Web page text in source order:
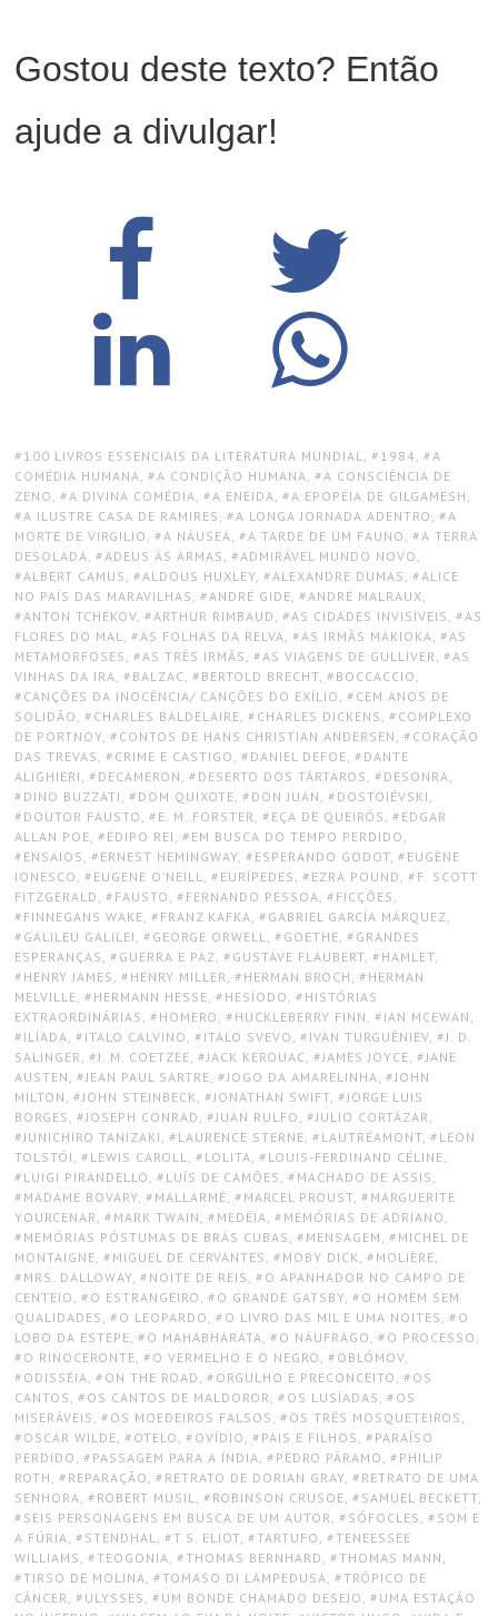
Gostou deste texto? Então
ajude a divulgar!
TAGS:
100 LIVROS ESSENCIAIS DA LITERATURA MUNDIAL, 1984, A
COMÉDIA HUMANA, A CONDIÇÃO HUMANA, A CONSCIÊNCIA DE
ZENO , A DIVINA COMÉDIA, A ENEIDA, A EPOPÉIA DE GILGAMESH ,
A ILUSTRE CASA DE RAMIRES , A LONGA JORNADA ADENTRO , A
MORTE DE VIRGILIO , A NÁUSEA, A TARDE DE UM FAUNO , A TERRA
DESOLADA, ADEUS ÀS ARMAS , ADMIRÁVEL MUNDO NOVO ,
ALBERT CAMUS , ALDOUS HUXLEY, ALEXANDRE DUMAS , ALICE
NO PAÍS DAS MARAVILHAS , ANDRÉ GIDE, ANDRÉ MALRAUX,
ANTON TCHÉKOV, ARTHUR RIMBAUD , AS CIDADES INVISÍVEIS , AS
FLORES DO MAL, AS FOLHAS DA RELVA, AS IRMÃS MAKIOKA, AS
METAMORFOSES , AS TRÊS IRMÃS , AS VIAGENS DE GULLIVER, AS
VINHAS DA IRA, BALZAC, BERTOLD BRECHT, BOCCACCIO ,
CANÇÕES DA INOCÊNCIA/ CANÇÕES DO EXÍLIO , CEM ANOS DE
SOLIDÃO , CHARLES BALDELAIRE, CHARLES DICKENS , COMPLEXO
DE PORTNOY, CONTOS DE HANS CHRISTIAN ANDERSEN , CORAÇÃO
DAS TREVAS , CRIME E CASTIGO , DANIEL DEFOE, DANTE
ALIGHIERI , DECAMERON , DESERTO DOS TÁRTAROS , DESONRA,
DINO BUZZATI , DOM QUIXOTE, DON JUAN , DOSTOIÉVSKI ,
DOUTOR FAUSTO , E. M. FORSTER, EÇA DE QUEIRÓS , EDGAR
ALLAN POE, ÉDIPO REI , EM BUSCA DO TEMPO PERDIDO ,
ENSAIOS , ERNEST HEMINGWAY, ESPERANDO GODOT, EUGÈNE
IONESCO , EUGENE O’NEILL, EURÍPEDES , EZRA POUND , F. SCOTT
FITZGERALD , FAUSTO , FERNANDO PESSOA, FICÇÕES ,
FINNEGANS WAKE, FRANZ KAFKA, GABRIEL GARCÍA MÁRQUEZ,
GALILEU GALILEI , GEORGE ORWELL, GOETHE, GRANDES
ESPERANÇAS , GUERRA E PAZ, GUSTAVE FLAUBERT, HAMLET,
HENRY JAMES , HENRY MILLER, HERMAN BROCH , HERMAN
MELVILLE, HERMANN HESSE, HESÍODO , HISTÓRIAS
EXTRAORDINÁRIAS , HOMERO , HUCKLEBERRY FINN , IAN MCEWAN ,
ILÍADA, ITALO CALVINO , ITALO SVEVO , IVAN TURGUÊNIEV, J. D.
SALINGER, J. M. COETZEE, JACK KEROUAC, JAMES JOYCE, JANE
AUSTEN , JEAN PAUL SARTRE, JOGO DA AMARELINHA, JOHN
MILTON , JOHN STEINBECK, JONATHAN SWIFT, JORGE LUIS
BORGES , JOSEPH CONRAD , JUAN RULFO , JULIO CORTÁZAR,
JUNICHIRO TANIZAKI , LAURENCE STERNE, LAUTRÉAMONT, LEON
TOLSTÓI , LEWIS CAROLL, LOLITA, LOUIS-FERDINAND CÉLINE,
LUIGI PIRANDELLO , LUÍS DE CAMÕES , MACHADO DE ASSIS ,
MADAME BOVARY, MALLARMÉ, MARCEL PROUST, MARGUERITE
YOURCENAR, MARK TWAIN , MEDÉIA, MEMÓRIAS DE ADRIANO ,
MEMÓRIAS PÓSTUMAS DE BRÁS CUBAS , MENSAGEM , MICHEL DE
MONTAIGNE, MIGUEL DE CERVANTES , MOBY DICK, MOLIÈRE,
MRS. DALLOWAY, NOITE DE REIS , O APANHADOR NO CAMPO DE
CENTEIO , O ESTRANGEIRO , O GRANDE GATSBY, O HOMEM SEM
QUALIDADES , O LEOPARDO , O LIVRO DAS MIL E UMA NOITES , O
LOBO DA ESTEPE, O MAHABHARATA, O NÁUFRAGO , O PROCESSO ,
O RINOCERONTE, O VERMELHO E O NEGRO , OBLÓMOV,
ODISSÉIA, ON THE ROAD , ORGULHO E PRECONCEITO , OS
CANTOS , OS CANTOS DE MALDOROR, OS LUSÍADAS , OS
MISERÁVEIS , OS MOEDEIROS FALSOS , OS TRÊS MOSQUETEIROS ,
OSCAR WILDE, OTELO , OVÍDIO , PAIS E FILHOS , PARAÍSO
PERDIDO , PASSAGEM PARA A ÍNDIA, PEDRO PÁRAMO , PHILIP
ROTH , REPARAÇÃO , RETRATO DE DORIAN GRAY, RETRATO DE UMA
SENHORA, ROBERT MUSIL, ROBINSON CRUSOE, SAMUEL BECKETT,
SEIS PERSONAGENS EM BUSCA DE UM AUTOR, SÓFOCLES , SOM E
A FÚRIA, STENDHAL, T.S. ELIOT, TARTUFO , TENEESSEE
WILLIAMS , TEOGONIA, THOMAS BERNHARD , THOMAS MANN ,
TIRSO DE MOLINA, TOMASO DI LAMPEDUSA, TRÓPICO DE
CÂNCER, ULYSSES , UM BONDE CHAMADO DESEJO , UMA ESTAÇÃO